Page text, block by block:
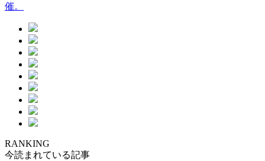
催。
RANKING
今読まれている記事